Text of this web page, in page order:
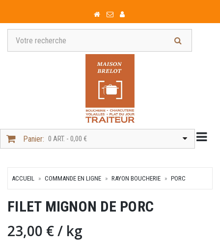
Panier: 0 ART. - 0,00 €
ACCUEIL COMMANDE EN LIGNE RAYON BOUCHERIE PORC
FILET MIGNON DE PORC
23,00 €/ kg